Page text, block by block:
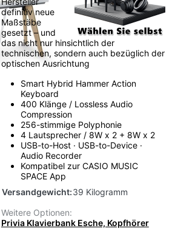
definitiv neue
Maßstäbe
gesetzt – und
das nicht nur hinsichtlich der
technischen, sondern auch bezüglich der
optischen Ausrichtung
Smart Hybrid Hammer Action
Keyboard
400 Klänge / Lossless Audio
Compression
256-stimmige Polyphonie
4 Lautsprecher / 8W x 2 + 8W x 2
USB-to-Host · USB-to-Device ·
Audio Recorder
Kompatibel zur CASIO MUSIC
SPACE App
Versandgewicht:39 Kilogramm
Weitere Optionen:
Privia Klavierbank Esche, Kopfhörer